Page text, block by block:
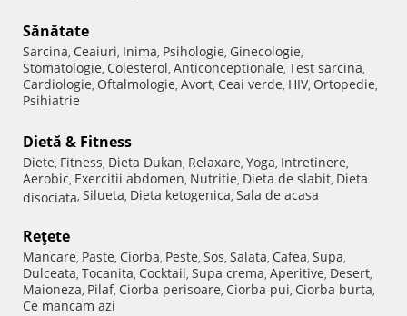
Sănătate
Sarcina, Ceaiuri, Inima, Psihologie, Ginecologie,
Stomatologie, Colesterol, Anticonceptionale, Test sarcina,
Cardiologie, Oftalmologie, Avort, Ceai verde, HIV, Ortopedie,
Psihiatrie
Dietă & Fitness
Diete, Fitness, Dieta Dukan, Relaxare, Yoga, Intretinere,
Aerobic, Exercitii abdomen, Nutritie, Dieta de slabit, Dieta
disociata, Silueta, Dieta ketogenica, Sala de acasa
Reţete
Mancare, Paste, Ciorba, Peste, Sos, Salata, Cafea, Supa,
Dulceata, Tocanita, Cocktail, Supa crema, Aperitive, Desert,
Maioneza, Pilaf, Ciorba perisoare, Ciorba pui, Ciorba burta,
Ce mancam azi